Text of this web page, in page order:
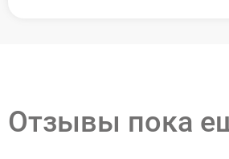
Отзывы пока